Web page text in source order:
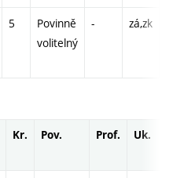
5
Povinně
volitelný
- zá,zk
Kr. Pov. Prof. Uk.